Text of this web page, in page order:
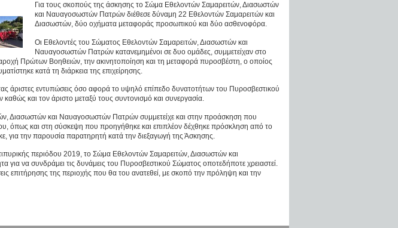
Για τους σκοπούς της άσκησης το Σώμα Εθελοντών Σαμαρειτών, Διασωστών
και Ναυαγοσωστών Πατρών διέθεσε δύναμη 22 Εθελοντών Σαμαρειτών και
Διασωστών, δύο οχήματα μεταφοράς προσωπικού και δύο ασθενοφόρα.
Οι Εθελοντές του Σώματος Εθελοντών Σαμαρειτών, Διασωστών και
Ναυαγοσωστών Πατρών κατανεμημένοι σε δυο ομάδες, συμμετείχαν στο
Πρώτων Βοηθειών, την ακινητοποίηση και τη μεταφορά πυροσβέστη, ο οποίος
κατά τη διάρκεια της επιχείρησης.
άριστες εντυπώσεις όσο αφορά το υψηλό επίπεδο δυνατοτήτων του Πυροσβεστικού
και τον άριστο μεταξύ τους συντονισμό και συνεργασία.
Διασωστών και Ναυαγοσωστών Πατρών συμμετείχε και στην προάσκηση που
όπως και στη σύσκεψη που προηγήθηκε και επιπλέον δέχθηκε πρόσκληση από το
για την παρουσία παρατηρητή κατά την διεξαγωγή της Άσκησης.
περιόδου 2019, το Σώμα Εθελοντών Σαμαρειτών, Διασωστών και
για να συνδράμει τις δυνάμεις του Πυροσβεστικού Σώματος οποτεδήποτε χρειαστεί.
επιτήρησης της περιοχής που θα του ανατεθεί, με σκοπό την πρόληψη και την